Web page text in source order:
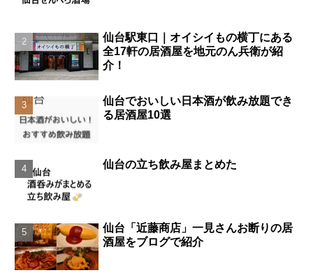
仙台駅東口｜オイシイもの横丁にある
全17軒の居酒屋を地元のん兵衛が紹
介！
仙台でおいしい日本酒が飲み放題でき
る居酒屋10選
仙台の立ち飲み屋まとめた
仙台「近藤商店」一見さんお断りの居
酒屋をブログで紹介